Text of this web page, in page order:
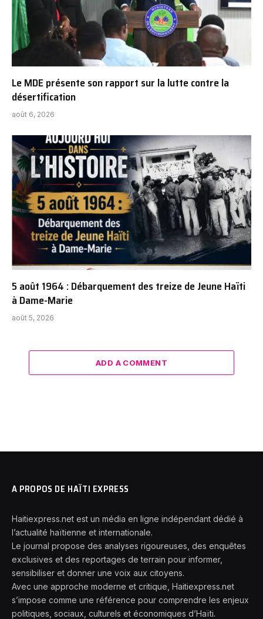
Le MDE présente son rapport sur la lutte contre la
désertification
août 6, 2026
5 août 1964 : Débarquement des treize de Jeune Haïti
à Dame-Marie
août 5, 2026
ADD A COMMENT
A PROPOS DE HAÏTI EXPRESS
Haitiexpress.net est un média en ligne indépendant dédié à
l’actualité haïtienne et internationale.
Le journal propose des analyses rigoureuses, des enquêtes
exclusives et des reportages de terrain pour informer,
sensibiliser et donner une voix aux citoyens.
Avec une approche moderne et critique, Haitiexpress.net
s’impose comme une référence pour comprendre les enjeux
politiques, sociaux, culturels et économiques d’Haïti.